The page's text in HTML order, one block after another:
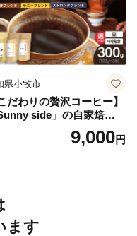
県小牧市
だわりの贅沢コーヒー】
side」の自家焙煎珈
レンド珈琲飲み比べセッ
9,000円
ます